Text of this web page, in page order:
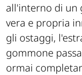
all'interno di un
vera e propria
gli ostaggi,
gommone
ormai